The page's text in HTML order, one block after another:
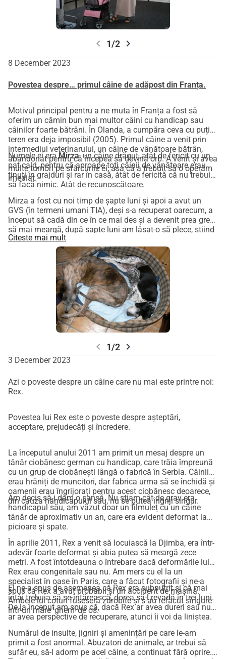
chevron_left 1/2 chevron_right
8 December 2023
Povestea despre… primul câine de adăpost din Franța.
Motivul principal pentru a ne muta în Franța a fost să
oferim un cămin bun mai multor câini cu handicap sau
câinilor foarte bătrâni. În Olanda, a cumpăra ceva cu puțin
teren era deja imposibil (2005). Primul câine a venit prin
intermediul veterinarului, un câine de vânătoare bătrân,
abandonat pentru că începea să devină orb. A venit și avea
multe tumori pe sfârcurile ei, așa că a trebuit să o operăm
imediat.
Numele ei eraMirza, un câine drăguț, atât de fericit cu un
pat cald, pentru că aproape toți câinii de vânătoare erau
ținuți în grajduri și rar în casă, atât de fericită că nu trebuie
să facă nimic. Atât de recunoscătoare.
Mirza a fost cu noi timp de șapte luni și apoi a avut un
GVS (în termeni umani TIA), deși s-a recuperat oarecum, a
început să cadă din ce în ce mai des și a devenit prea greu
să mai meargă, după șapte luni am lăsat-o să plece, știind
că a avut timp de șapte luni ceva ce nu avusese în întreaga
ei viață… dragoste și atenție.
Citeste mai mult
chevron_left 1/2 chevron_right
3 December 2023
Azi o poveste despre un câine care nu mai este printre noi:
Rex.
Povestea lui Rex este o poveste despre așteptări,
acceptare, prejudecăți și încredere.
La începutul anului 2011 am primit un mesaj despre un
tânăr ciobănesc german cu handicap, care trăia împreună
cu un grup de ciobănești lângă o fabrică în Serbia. Câinii
erau hrăniți de muncitori, dar fabrica urma să se închidă și
oamenii erau îngrijorați pentru acest ciobănesc deoarece,
din cauza handicapului său, nu se putea îngriji singur.
Am decis să-i dăm o șansă. Nu știam cât de grav era
handicapul său, am văzut doar un filmuleț cu un câine
tânăr de aproximativ un an, care era evident deformat la
picioare și spate.
În aprilie 2011, Rex a venit să locuiască la Djimba, era într-
adevăr foarte deformat și abia putea să meargă zece
metri. A fost întotdeauna o întrebare dacă deformările lui
Rex erau congenitale sau nu. Am mers cu el la un
specialist în oase în Paris, care a făcut fotografii și ne-a
spus că Rex a avut probabil și un accident de mașină.
Ambele lui coturi fuseseră zdrobite și s-au refăcut singure
într-un mare 'ghem' de os.
El ne-a spus de asemenea că Rex era subnutrit și că mai
întâi trebuia să se întărească, dorea să-l revadă în trei luni.
De la început am spus că, dacă Rex ar avea dureri sau nu
ar avea perspective de recuperare, atunci îi voi da liniștea.
Numărul de insulte, jigniri și amenințări pe care le-am
primit a fost anormal. Abuzatori de animale, ar trebui să
sufăr eu, să-l adorm pe acel câine, a continuat fără oprire.